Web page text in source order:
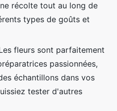
récolte tout au long de
types de goûts et
fleurs sont parfaitement
passionnées,
échantillons dans vos
tester d'autres